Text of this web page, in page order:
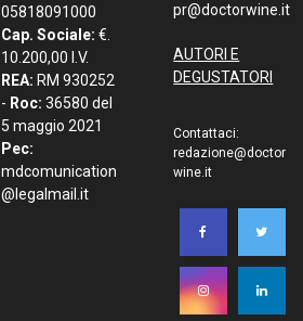
05818091000
Cap. Sociale: €.
10.200,00 I.V.
REA: RM 930252
- Roc: 36580 del
5 maggio 2021
Pec:
mdcomunication
@legalmail.it
pr@doctorwine.it
AUTORI E
DEGUSTATORI
Contattaci:
redazione@doctor
wine.it